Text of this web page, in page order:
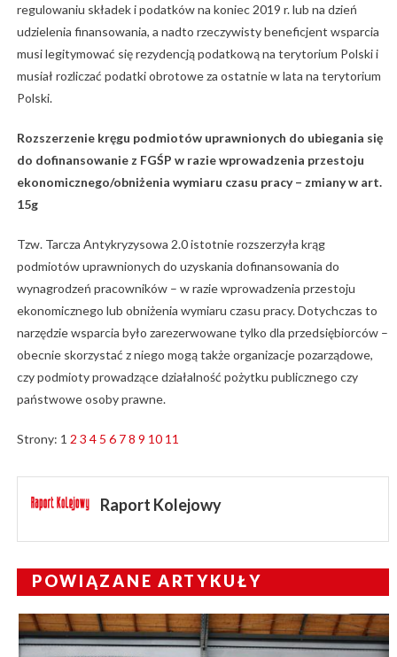
regulowaniu składek i podatków na koniec 2019 r. lub na dzień
udzielenia finansowania, a nadto rzeczywisty beneficjent wsparcia
musi legitymować się rezydencją podatkową na terytorium Polski i
musiał rozliczać podatki obrotowe za ostatnie w lata na terytorium
Polski.
Rozszerzenie kręgu podmiotów uprawnionych do ubiegania się
do dofinansowanie z FGŚP w razie wprowadzenia przestoju
ekonomicznego/obniżenia wymiaru czasu pracy – zmiany w art.
15g
Tzw. Tarcza Antykryzysowa 2.0 istotnie rozszerzyła krąg
podmiotów uprawnionych do uzyskania dofinansowania do
wynagrodzeń pracowników – w razie wprowadzenia przestoju
ekonomicznego lub obniżenia wymiaru czasu pracy. Dotychczas to
narzędzie wsparcia było zarezerwowane tylko dla przedsiębiorców –
obecnie skorzystać z niego mogą także organizacje pozarządowe,
czy podmioty prowadzące działalność pożytku publicznego czy
państwowe osoby prawne.
Strony: 1 2 3 4 5 6 78 9 10 11
Raport Kolejowy
POWIĄZANE ARTYKUŁY